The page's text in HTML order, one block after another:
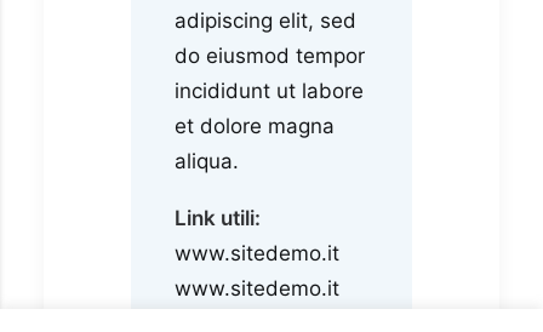
adipiscing elit, sed
do eiusmod tempor
incididunt ut labore
et dolore magna
aliqua.
Link utili:
www.sitedemo.it
www.sitedemo.it